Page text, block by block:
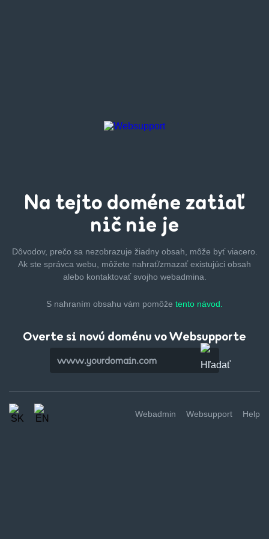
Na tejto doméne zatiaľ
nič nie je
Dôvodov, prečo sa nezobrazuje žiadny obsah, môže byťviacero.
Ak ste správca webu, môžete nahrať/zmazaťexistujúci obsah
alebo kontaktovať svojho webadmina.
S nahraním obsahu vám pomôže tento návod.
Overte si novú doménu vo Websupporte
Webadmin Websupport Help